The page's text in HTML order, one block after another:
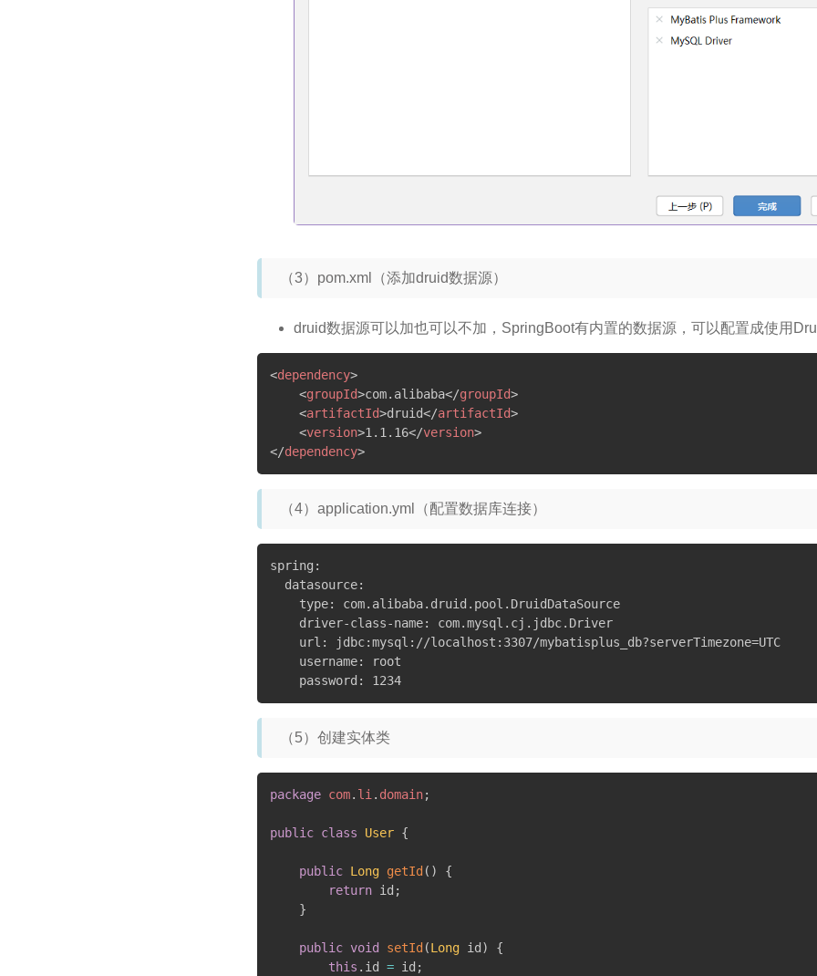
（3）pom.xml（添加druid数据源）
druid数据源可以加也可以不加，SpringBoot有内置的数据源，可以配置成使用
<dependency>
<groupId>com.alibaba</groupId>
<artifactId>druid</artifactId>
<version>1.1.16</version>
</dependency>
（4）application.yml（配置数据库连接）
spring:
  datasource:
    type: com.alibaba.druid.pool.DruidDataSource
    driver-class-name: com.mysql.cj.jdbc.Driver
    url: jdbc:mysql://localhost:3307/mybatisplus_db?serverTimezone=UTC
    username: root
    password: 1234
（5）创建实体类
package com. li . domain;
public class User {
public Long getId ( )
{
return id ;
}
public void setId (Long id )
{
this . id = id ;